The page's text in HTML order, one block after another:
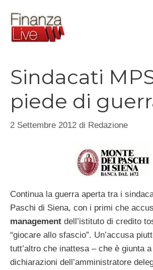
contenuto
Sindacati
piede di
2 Settembre 2012 di Redazione
Continua la guerra aperta tra i
Paschi di Siena, con i primi che
management dell’istituto di credito
“giocare allo sfascio”. Un’accusa
tutt’altro che inattesa – che è giunta
dichiarazioni dell’amministratore